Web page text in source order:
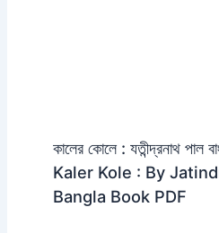
কালের কোলে : যতীন্দ্রনাথ পাল
Kaler Kole : By
Bangla Book PDF